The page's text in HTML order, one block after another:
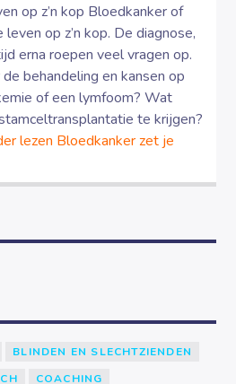
op z’n kop Bloedkanker of
op z’n kop. De diagnose,
erna roepen veel vragen op.
behandeling en kansen op
of een lymfoom? Wat
te krijgen?
lezen Bloedkanker zet je
BLINDEN EN SLECHTZIENDEN
COACHING